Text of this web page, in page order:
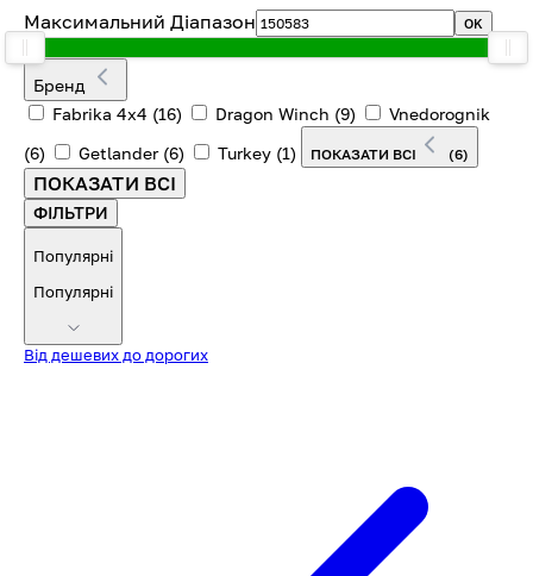
Максимальний Діапазон OK
Бренд
Fabrika 4х4 (16) Dragon Winch (9)
Vnedorognik
(6)
Getlander (6) Turkey (1) ПОКАЗАТИ ВСІ (6)
ПОКАЗАТИ ВСІ
ФІЛЬТРИ
Популярні
Популярні
Від дешевих до дорогих